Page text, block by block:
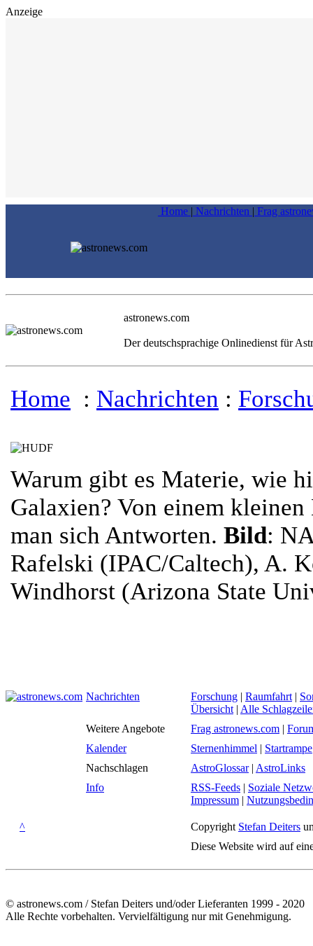
Anzeige
Home | Nachrichten | Frag
astronews.com
Der deutschsprachige Onlinedienst für
Home : Nachrichten :
Warum gibt es Materie, wie
Galaxien? Von einem
man sich Antworten. Bild:
Rafelski (IPAC/Caltech), A.
Windhorst (Arizona State
Nachrichten Forschung | Raumfahrt |
Übersicht | Alle
Weitere Angebote
Frag astronews.com |
Kalender
Sternenhimmel | Startrampe
Nachschlagen
AstroGlossar| AstroLinks
Info
RSS-Feeds | Soziale
Impressum |
^ Copyright Stefan Deiters
Diese Website wird auf
© astronews.com / Stefan Deiters und/oder Lieferanten 1999 - 2020
Alle Rechte vorbehalten. Vervielfältigung nur mit Genehmigung.